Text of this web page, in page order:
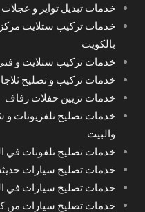
خدمات تبديل تواير و
خدمات تركيب ستلايت
بالكويت
خدمات تركيب ستلايت و
خدمات تركيب و تصليح
خدمات تزيين حفلات زفاف
خدمات تصليح تلفزيونات
والبيت
خدمات تصليح تلفونات في
خدمات تصليح سيارات حديثة و
خدمات تصليح سيارات في
خدمات تصليح سيارات من